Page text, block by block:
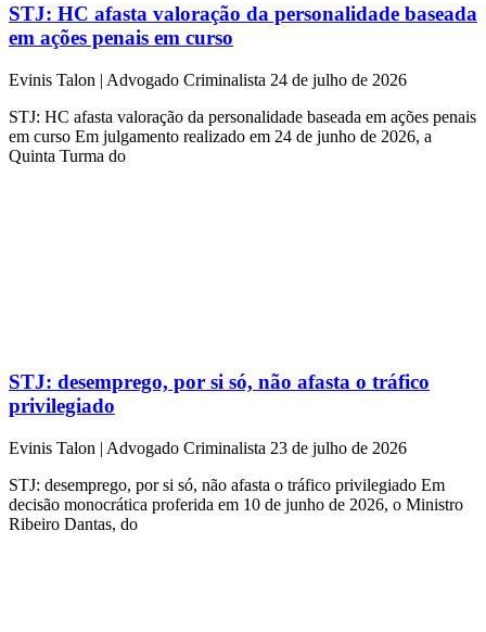
STJ: HC afasta valoração da personalidade baseada
em ações penais em curso
Evinis Talon | Advogado Criminalista 24 de julho de 2026
STJ: HC afasta valoração da personalidade baseada em ações penais
em curso Em julgamento realizado em 24 de junho de 2026, a
Quinta Turma do
STJ: desemprego, por si só, não afasta o tráfico
privilegiado
Evinis Talon | Advogado Criminalista 23 de julho de 2026
STJ: desemprego, por si só, não afasta o tráfico privilegiado Em
decisão monocrática proferida em 10 de junho de 2026, o Ministro
Ribeiro Dantas, do